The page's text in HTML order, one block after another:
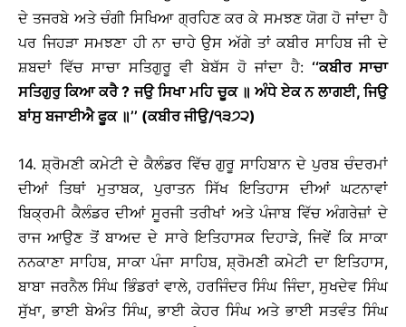
ਦੇ ਤਜਰਬੇ ਅਤੇ ਚੰਗੀ ਸਿਖਿਆ ਗ੍ਰਹਿਣ ਕਰ ਕੇ ਸਮਝਣ ਯੋਗ ਹੋ ਜਾਂਦਾ ਹੈ
ਪਰ ਜਿਹੜਾ ਸਮਝਣਾ ਹੀ ਨਾ ਚਾਹੇ ਉਸ ਅੱਗੇ ਤਾਂ ਕਬੀਰ ਸਾਹਿਬ ਜੀ ਦੇ
ਸ਼ਬਦਾਂ ਵਿੱਚ ਸਾਚਾ ਸਤਿਗੁਰੂ ਵੀ ਬੇਬੱਸ ਹੋ ਜਾਂਦਾ ਹੈ: ‘‘ਕਬੀਰ ਸਾਚਾ
ਸਤਿਗੁਰੁ ਕਿਆ ਕਰੈ ? ਜਉ ਸਿਖਾ ਮਹਿ ਚੂਕ ॥ ਅੰਧੇ ਏਕ ਨ ਲਾਗਈ, ਜਿਉ
ਬਾਂਸੁ ਬਜਾਈਐ ਫੂਕ ॥’’ (ਕਬੀਰ ਜੀਉ/੧੩੭੨)
14. ਸ਼੍ਰੋਮਣੀ ਕਮੇਟੀ ਦੇ ਕੈਲੰਡਰ ਵਿੱਚ ਗੁਰੂ ਸਾਹਿਬਾਨ ਦੇ ਪੁਰਬ ਚੰਦਰਮਾਂ
ਦੀਆਂ ਤਿਥਾਂ ਮੁਤਾਬਕ, ਪੁਰਾਤਨ ਸਿੱਖ ਇਤਿਹਾਸ ਦੀਆਂ ਘਟਨਾਵਾਂ
ਬਿਕ੍ਰਮੀ ਕੈਲੰਡਰ ਦੀਆਂ ਸੂਰਜੀ ਤਰੀਖਾਂ ਅਤੇ ਪੰਜਾਬ ਵਿੱਚ ਅੰਗਰੇਜ਼ਾਂ ਦੇ
ਰਾਜ ਆਉਣ ਤੋਂ ਬਾਅਦ ਦੇ ਸਾਰੇ ਇਤਿਹਾਸਕ ਦਿਹਾੜੇ, ਜਿਵੇਂ ਕਿ ਸਾਕਾ
ਨਨਕਾਣਾ ਸਾਹਿਬ, ਸਾਕਾ ਪੰਜਾ ਸਾਹਿਬ, ਸ਼੍ਰੋਮਣੀ ਕਮੇਟੀ ਦਾ ਇਤਿਹਾਸ,
ਬਾਬਾ ਜਰਨੈਲ ਸਿੰਘ ਭਿੰਡਰਾਂ ਵਾਲੇ, ਹਰਜਿੰਦਰ ਸਿੰਘ ਜਿੰਦਾ, ਸੁਖਦੇਵ ਸਿੰਘ
ਸੁੱਖਾ, ਭਾਈ ਬੇਅੰਤ ਸਿੰਘ, ਭਾਈ ਕੇਹਰ ਸਿੰਘ ਅਤੇ ਭਾਈ ਸਤਵੰਤ ਸਿੰਘ